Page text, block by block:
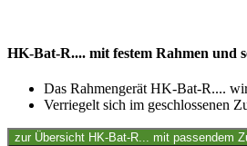
HK-Bat-R.... mit festem Rahmen und
Das Rahmengerät HK-Bat-R....
Verriegelt sich im geschlossenen